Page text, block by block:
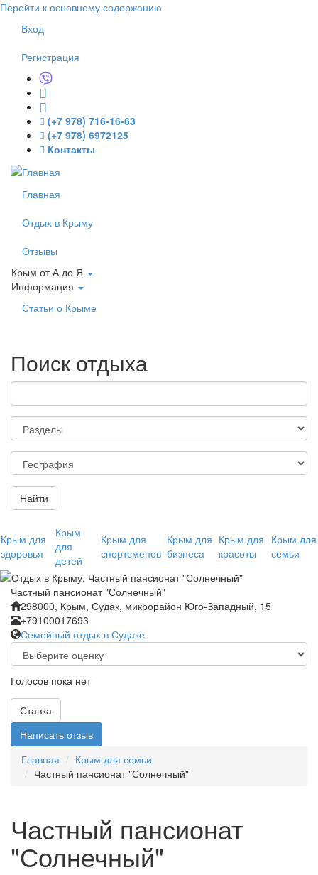
Перейти к основному содержанию
Вход
Регистрация
(+7 978) 716-16-63
(+7 978) 6972125
Контакты
Главная
Отдых в Крыму
Отзывы
Крым от А до Я
Информация
Статьи о Крыме
Поиск отдыха
Найти
Крым для
здоровья
Крым
для
детей
Крым для
спортсменов
Крым для
бизнеса
Крым для
красоты
Крым для
семьи
Частный пансионат "Солнечный"
298000, Крым, Судак, микрорайон Юго-Западный, 15
+79100017693
Семейный отдых в Судаке
Голосов пока нет
Ставка
Написать отзыв
Главная
Крым для семьи
Частный пансионат "Солнечный"
Частный пансионат
"Солнечный"